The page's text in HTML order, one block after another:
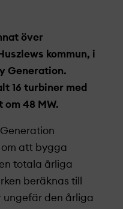
över
kommun, i
Generation.
16 turbiner med
48 MW.
om att bygga
totala årliga
beräknas till
ungefär den årliga